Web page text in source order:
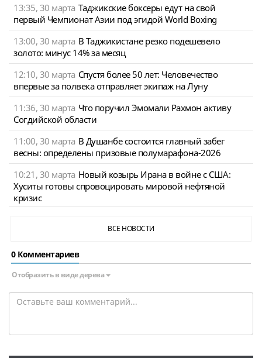
13:35, 30 марта Таджикские боксеры едут на свой
первый Чемпионат Азии под эгидой World Boxing
13:00, 30 марта В Таджикистане резко подешевело
золото: минус 14% за месяц
12:10, 30 марта Спустя более 50 лет: Человечество
впервые за полвека отправляет экипаж на Луну
11:36, 30 марта Что поручил Эмомали Рахмон активу
Согдийской области
11:00, 30 марта В Душанбе состоится главный забег
весны: определены призовые полумарафона-2026
10:21, 30 марта Новый козырь Ирана в войне с США:
Хуситы готовы спровоцировать мировой нефтяной
кризис
ВСЕ НОВОСТИ
0 Комментариев
Отобразить в виде дерева